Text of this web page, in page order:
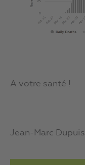
A votre santé !
Jean-Marc Dupuis